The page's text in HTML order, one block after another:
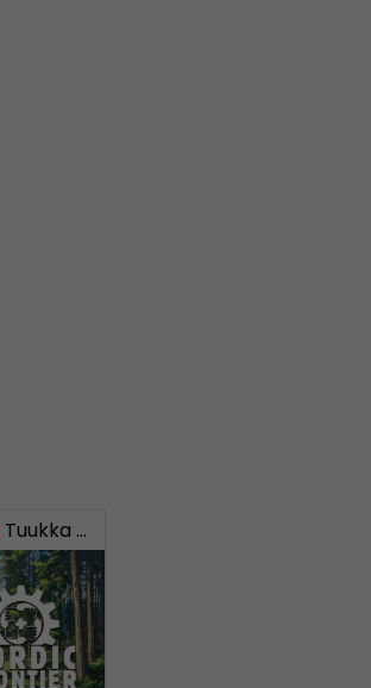
Tuukka Kuru of Sinimusta Liike